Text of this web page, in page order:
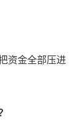
资金全部压进